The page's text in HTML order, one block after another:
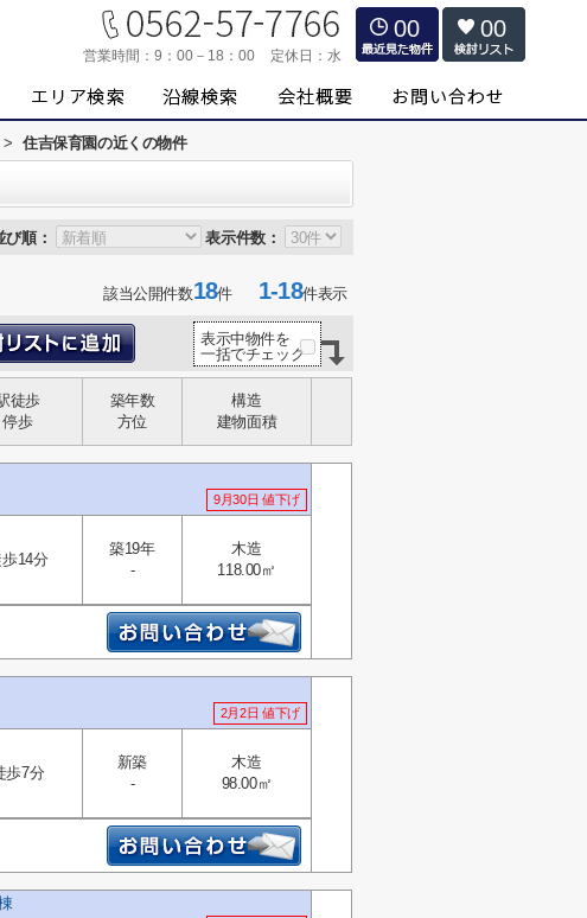
営業時間： 9：00－18：00 定休日： 水
00 00
> 住吉保育園の近くの物件
び順： 表示件数：
該当公開件数18件1-18件表示
表示中物件を
一括でチェック
徒歩
停歩
築年数
方位
構造
建物面積
9月30日 値下げ
14分
築19年
-
木造
118.00㎡
2月2日 値下げ
歩7分
新築
-
木造
98.00㎡